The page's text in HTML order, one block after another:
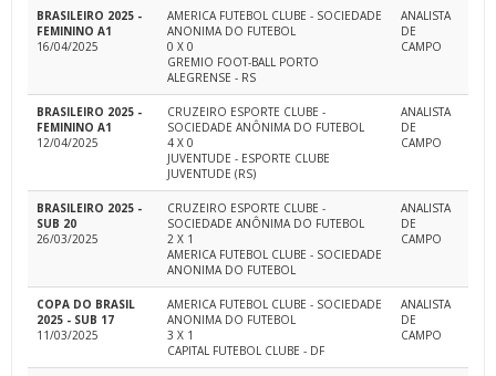
BRASILEIRO 2025 -
FEMININO A1
16/04/2025
AMERICA FUTEBOL CLUBE - SOCIEDADE
ANONIMA DO FUTEBOL
0 X 0
GREMIO FOOT-BALL PORTO
ALEGRENSE - RS
ANALISTA
DE
CAMPO
BRASILEIRO 2025 -
FEMININO A1
12/04/2025
CRUZEIRO ESPORTE CLUBE -
SOCIEDADE ANÔNIMA DO FUTEBOL
4 X 0
JUVENTUDE - ESPORTE CLUBE
JUVENTUDE (RS)
ANALISTA
DE
CAMPO
BRASILEIRO 2025 -
SUB 20
26/03/2025
CRUZEIRO ESPORTE CLUBE -
SOCIEDADE ANÔNIMA DO FUTEBOL
2 X 1
AMERICA FUTEBOL CLUBE - SOCIEDADE
ANONIMA DO FUTEBOL
ANALISTA
DE
CAMPO
COPA DO BRASIL
2025 - SUB 17
11/03/2025
AMERICA FUTEBOL CLUBE - SOCIEDADE
ANONIMA DO FUTEBOL
3 X 1
CAPITAL FUTEBOL CLUBE - DF
ANALISTA
DE
CAMPO